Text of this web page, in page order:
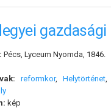
Pécs, Lyceum Nyomda, 1846.
reformkor, Helytörténet,
kép